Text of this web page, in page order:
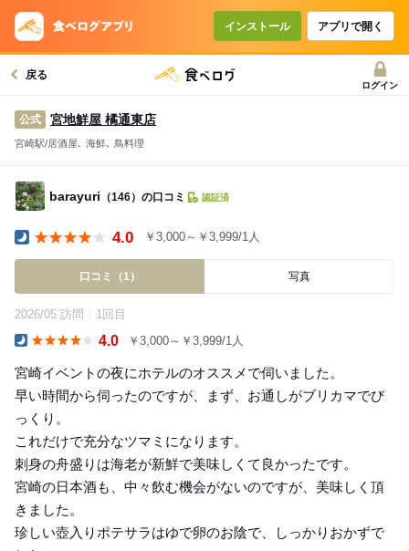
インストール アプリで開く
戻る
ログイン
公式 宮地鮮屋 橘通東店
宮崎駅/居酒屋､ 海鮮､ 鳥料理
barayuri （146）の口コミ 認証済
4.0 ￥3,000～￥3,999/1人
口コミ（1） 写真
2026/05 訪問 1回目
4.0 ￥3,000～￥3,999/1人
宮崎イベントの夜にホテルのオススメで伺いました。
早い時間から伺ったのですが、まず、お通しがブリカマでび
っくり。
これだけで充分なツマミになります。
刺身の舟盛りは海老が新鮮で美味しくて良かったです。
宮崎の日本酒も、中々飲む機会がないのですが、美味しく頂
きました。
珍しい壺入りポテサラはゆで卵のお陰で、しっかりおかずで